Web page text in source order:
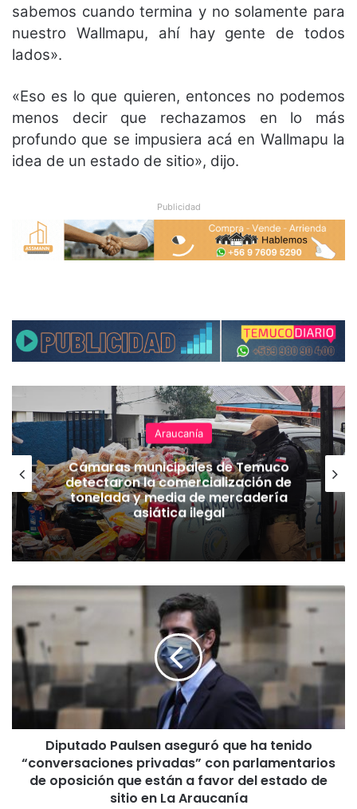
sabemos cuando termina y no solamente para
nuestro Wallmapu, ahí hay gente de todos
lados».
«Eso es lo que quieren, entonces no podemos
menos decir que rechazamos en lo más
profundo que se impusiera acá en Wallmapu la
idea de un estado de sitio», dijo.
Publicidad
Araucanía
Cámaras municipales de Temuco
detectaron la comercialización de
tonelada y media de mercadería
asiática ilegal
D
p
u
t
o
P
Diputado Paulsen aseguró que ha tenido
“conversaciones privadas” con parlamentarios
de oposición que están a favor del estado de
sitio en La Araucanía